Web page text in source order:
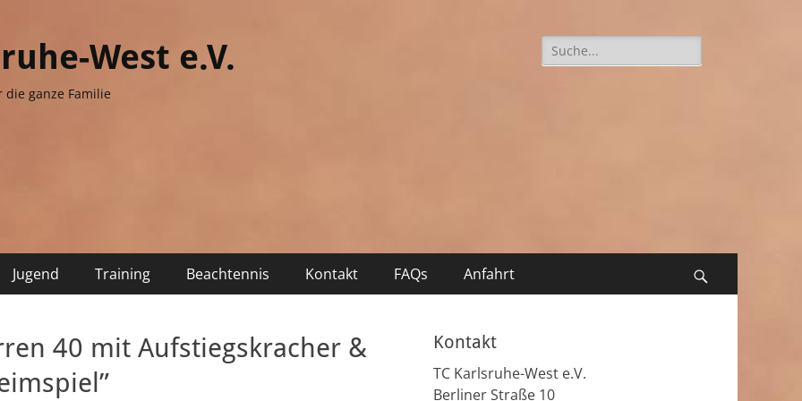
West e.V.
ganze Familie
Suche
nach:
Jugend Training Beachtennis Kontakt FAQs Anfahrt
40 mit Aufstiegskracher &
Kontakt
TC Karlsruhe-West e.V.
Berliner Straße 10